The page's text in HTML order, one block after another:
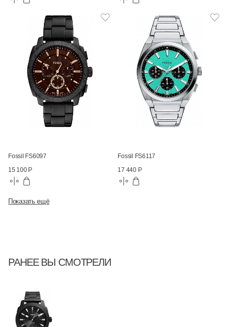
Fossil FS6097
15 100 Р
Fossil FS6117
17 440 Р
Показать ещё
РАНЕЕ ВЫ СМОТРЕЛИ